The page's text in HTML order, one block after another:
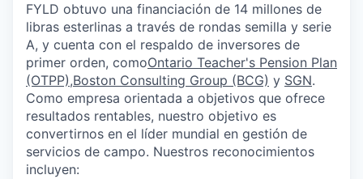
FYLD obtuvo una financiación de 14 millones de
libras esterlinas a través de rondas semilla y serie
A, y cuenta con el respaldo de inversores de
primer orden, comoOntario Teacher's Pension Plan
(OTPP),Boston Consulting Group (BCG) y SGN.
Como empresa orientada a objetivos que ofrece
resultados rentables, nuestro objetivo es
convertirnos en el líder mundial en gestión de
servicios de campo. Nuestros reconocimientos
incluyen: